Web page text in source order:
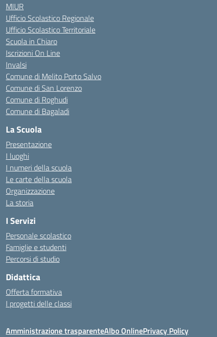
MIUR
Ufficio Scolastico Regionale
Ufficio Scolastico Territoriale
Scuola in Chiaro
Iscrizioni On Line
Invalsi
Comune di Melito Porto Salvo
Comune di San Lorenzo
Comune di Roghudi
Comune di Bagaladi
La Scuola
Presentazione
I luoghi
I numeri della scuola
Le carte della scuola
Organizzazione
La storia
I Servizi
Personale scolastico
Famiglie e studenti
Percorsi di studio
Didattica
Offerta formativa
I progetti delle classi
Amministrazione trasparenteAlbo OnlinePrivacy Policy